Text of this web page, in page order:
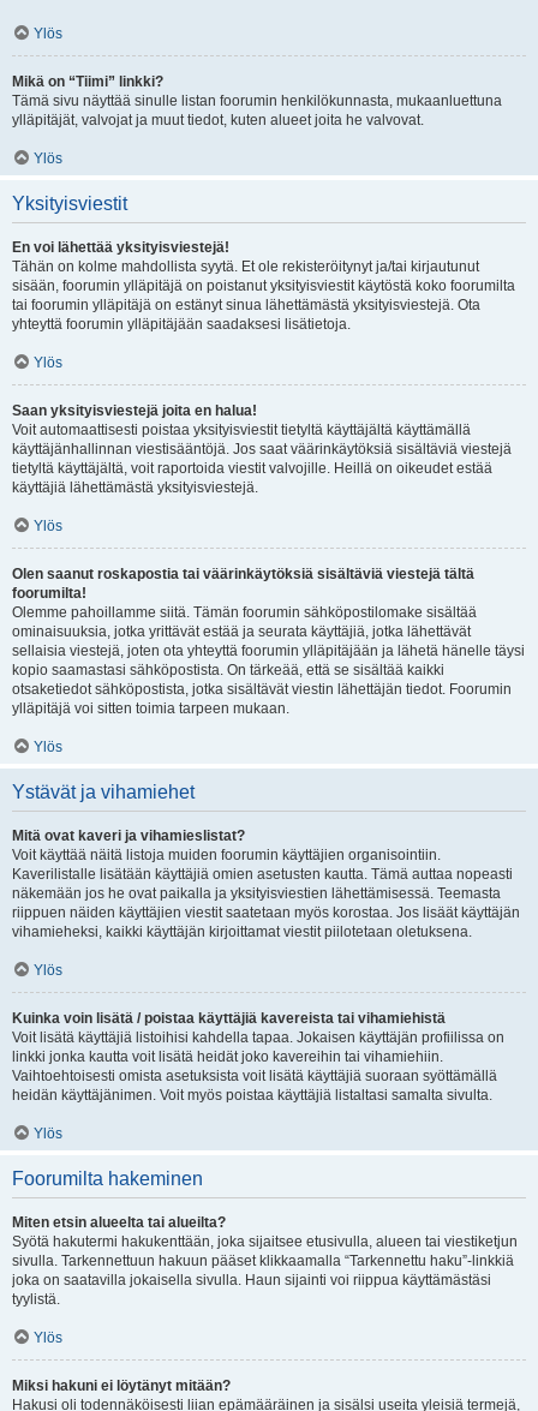
Ylös
Mikä on “Tiimi” linkki?
Tämä sivu näyttää sinulle listan foorumin henkilökunnasta, mukaanluettuna
ylläpitäjät, valvojat ja muut tiedot, kuten alueet joita he valvovat.
Ylös
Yksityisviestit
En voi lähettää yksityisviestejä!
Tähän on kolme mahdollista syytä. Et ole rekisteröitynyt ja/tai kirjautunut
sisään, foorumin ylläpitäjä on poistanut yksityisviestit käytöstä koko foorumilta
tai foorumin ylläpitäjä on estänyt sinua lähettämästä yksityisviestejä. Ota
yhteyttä foorumin ylläpitäjään saadaksesi lisätietoja.
Ylös
Saan yksityisviestejä joita en halua!
Voit automaattisesti poistaa yksityisviestit tietyltä käyttäjältä käyttämällä
käyttäjänhallinnan viestisääntöjä. Jos saat väärinkäytöksiä sisältäviä viestejä
tietyltä käyttäjältä, voit raportoida viestit valvojille. Heillä on oikeudet estää
käyttäjiä lähettämästä yksityisviestejä.
Ylös
Olen saanut roskapostia tai väärinkäytöksiä sisältäviä viestejä tältä
foorumilta!
Olemme pahoillamme siitä. Tämän foorumin sähköpostilomake sisältää
ominaisuuksia, jotka yrittävät estää ja seurata käyttäjiä, jotka lähettävät
sellaisia viestejä, joten ota yhteyttä foorumin ylläpitäjään ja lähetä hänelle täysi
kopio saamastasi sähköpostista. On tärkeää, että se sisältää kaikki
otsaketiedot sähköpostista, jotka sisältävät viestin lähettäjän tiedot. Foorumin
ylläpitäjä voi sitten toimia tarpeen mukaan.
Ylös
Ystävät ja vihamiehet
Mitä ovat kaveri ja vihamieslistat?
Voit käyttää näitä listoja muiden foorumin käyttäjien organisointiin.
Kaverilistalle lisätään käyttäjiä omien asetusten kautta. Tämä auttaa nopeasti
näkemään jos he ovat paikalla ja yksityisviestien lähettämisessä. Teemasta
riippuen näiden käyttäjien viestit saatetaan myös korostaa. Jos lisäät käyttäjän
vihamieheksi, kaikki käyttäjän kirjoittamat viestit piilotetaan oletuksena.
Ylös
Kuinka voin lisätä / poistaa käyttäjiä kavereista tai vihamiehistä
Voit lisätä käyttäjiä listoihisi kahdella tapaa. Jokaisen käyttäjän profiilissa on
linkki jonka kautta voit lisätä heidät joko kavereihin tai vihamiehiin.
Vaihtoehtoisesti omista asetuksista voit lisätä käyttäjiä suoraan syöttämällä
heidän käyttäjänimen. Voit myös poistaa käyttäjiä listaltasi samalta sivulta.
Ylös
Foorumilta hakeminen
Miten etsin alueelta tai alueilta?
Syötä hakutermi hakukenttään, joka sijaitsee etusivulla, alueen tai viestiketjun
sivulla. Tarkennettuun hakuun pääset klikkaamalla “Tarkennettu haku”-linkkiä
joka on saatavilla jokaisella sivulla. Haun sijainti voi riippua käyttämästäsi
tyylistä.
Ylös
Miksi hakuni ei löytänyt mitään?
Hakusi oli todennäköisesti liian epämääräinen ja sisälsi useita yleisiä termejä,